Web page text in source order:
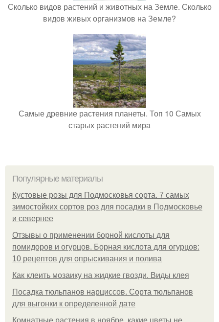
Сколько видов растений и животных на Земле. Сколько
видов живых организмов на Земле?
Самые древние растения планеты. Топ 10 Самых
старых растений мира
Популярные материалы
Кустовые розы для Подмосковья сорта. 7 самых
зимостойких сортов роз для посадки в Подмосковье
и севернее
Отзывы о применении борной кислоты для
помидоров и огурцов. Борная кислота для огурцов:
10 рецептов для опрыскивания и полива
Как клеить мозаику на жидкие гвозди. Виды клея
Посадка тюльпанов нарциссов. Сорта тюльпанов
для выгонки к определенной дате
Комнатные растения в ноябре, какие цветы не